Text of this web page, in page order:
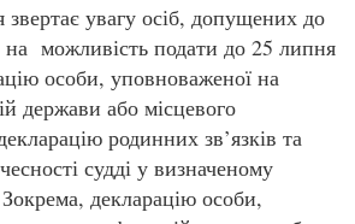
звертає увагу осіб, допущених до
на можливість подати до 25 липня
особи, уповноваженої на
держави або місцевого
родинних зв’язків та
судді у визначеному
декларацію особи,